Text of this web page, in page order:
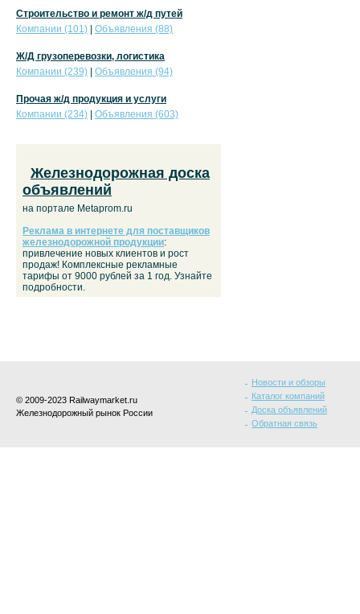
Строительство и ремонт ж/д путей
Компании (101)
Объявления (88)
Ж/Д грузоперевозки, логистика
Компании (239)
Объявления (94)
Прочая ж/д продукция и услуги
Компании (234)
Объявления (603)
Железнодорожная доска
объявлений
на портале Metaprom.ru
Реклама в интернете для поставщиков
железнодорожной продукции:
привлечение новых клиентов и рост
продаж! Комплексные рекламные
тарифы от 9000 рублей за 1 год. Узнайте
подробности.
© 2009-2023 Railwaymarket.ru
Железнодорожный рынок России
Новости и обзоры
Каталог компаний
Доска объявлений
Обратная связь